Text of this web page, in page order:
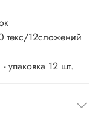
текс/12сложений
упаковка 12 шт.